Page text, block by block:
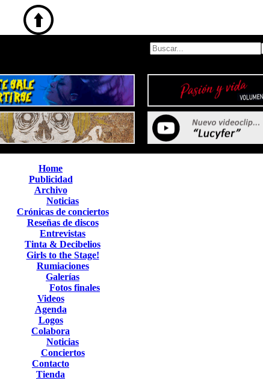
Home
Publicidad
Archivo
Noticias
Crónicas de conciertos
Reseñas de discos
Entrevistas
Tinta & Decibelios
Girls to the Stage!
Rumiaciones
Galerías
Fotos finales
Videos
Agenda
Logos
Colabora
Noticias
Conciertos
Contacto
Tienda